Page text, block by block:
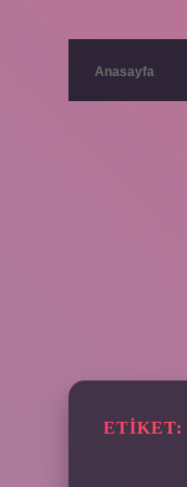
Anasayfa
ETIKET: